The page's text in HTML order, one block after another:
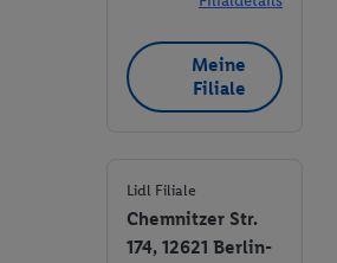
Meine
Filiale
Lidl Filiale
Chemnitzer Str.
174, 12621 Berlin-